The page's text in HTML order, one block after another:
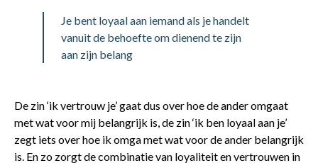
Je bent loyaal aan iemand als je handelt
vanuit de behoefte om dienend te zijn
aan zijn belang
De zin ‘ik vertrouw je’ gaat dus over hoe de ander omgaat
met wat voor mij belangrijk is, de zin ‘ik ben loyaal aan je’
zegt iets over hoe ik omga met wat voor de ander belangrijk
is. En zo zorgt de combinatie van loyaliteit en vertrouwen in